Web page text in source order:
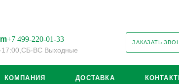
+7 499-220-01-33
СБ-ВС Выходные
ЗАКАЗАТЬ
КОМПАНИЯ ДОСТАВКА